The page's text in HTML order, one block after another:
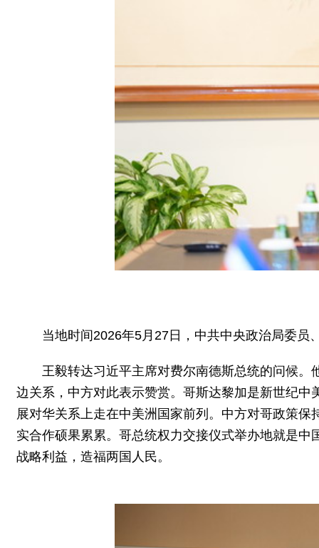
当地时间2026年5月27日，中共中央政治局委员
王毅转达习近平主席对费尔南德斯总统的问候
边关系，中方对此表示赞赏。哥斯达黎加是新世纪
展对华关系上走在中美洲国家前列。中方对哥政策
实合作硕果累累。哥总统权力交接仪式举办地就是
战略利益，造福两国人民。